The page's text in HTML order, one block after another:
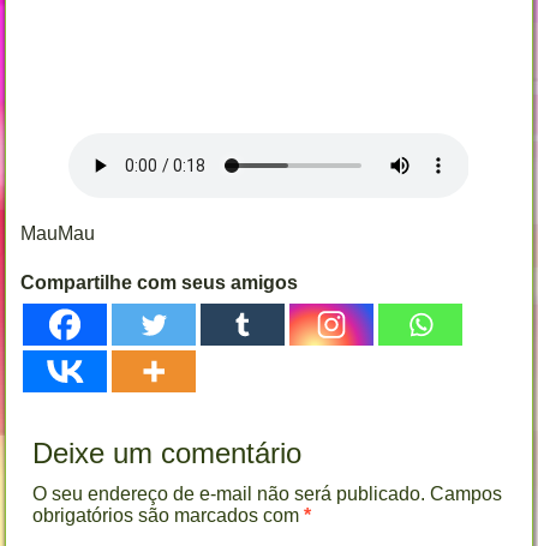
MauMau
Compartilhe com seus amigos
Deixe um comentário
O seu endereço de e-mail não será publicado. Campos
obrigatórios são marcados com*